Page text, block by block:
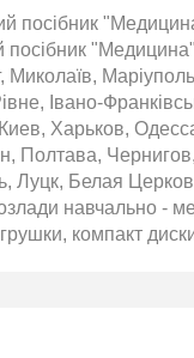
посібник
посібник
Івано-
Харьков,
Полтава,
Белая
навчально -
компакт